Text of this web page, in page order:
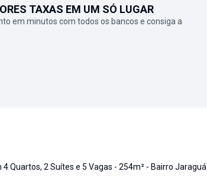
TAXAS EM UM SÓ LUGAR
em minutos com todos os bancos e consiga a
Quartos, 2 Suítes e 5 Vagas - 254m² - Bairro Jaraguá